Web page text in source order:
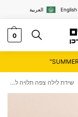
العربية English
0
שידת לילה צפה תלויה לקיר במגוון צבעים לבחירה דגם נוריץ NORITZ מבית סטאר שופ STAR SHOP